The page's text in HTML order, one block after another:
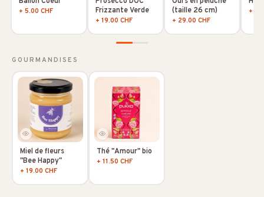
+ 5.00 CHF
Frizzante Verde
+ 19.00 CHF
(taille 26 cm)
+ 29.00 CHF
+
GOURMANDISES
Miel de fleurs
"Bee Happy"
+ 19.00 CHF
Thé "Amour" bio
+ 11.50 CHF